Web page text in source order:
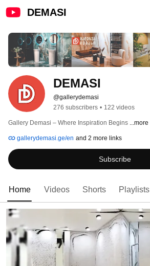
DEMASI
DEMASI
@gallerydemasi
276 subscribers • 122 videos
Gallery Demasi – Where Inspiration Begins ...more
gallerydemasi.ge/en and 2 more links
Subscribe
Home Videos Shorts Playlists